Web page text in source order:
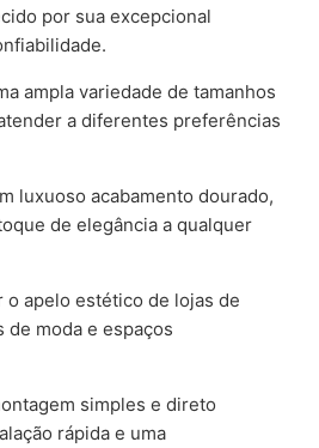
por sua excepcional
ampla variedade de tamanhos
a diferentes preferências
luxuoso acabamento dourado,
de elegância a qualquer
o apelo estético de lojas de
moda e espaços
simples e direto
rápida e uma